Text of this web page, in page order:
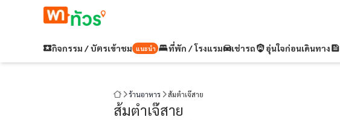
กิจกรรม / บัตรเข้าชม แนะนำ ที่พัก / โรงแรม เช่ารถ อุ่นใจก่อนเดินทาง
ร้านอาหาร ส้มตำเจ๊สาย
ส้มตำเจ๊สาย